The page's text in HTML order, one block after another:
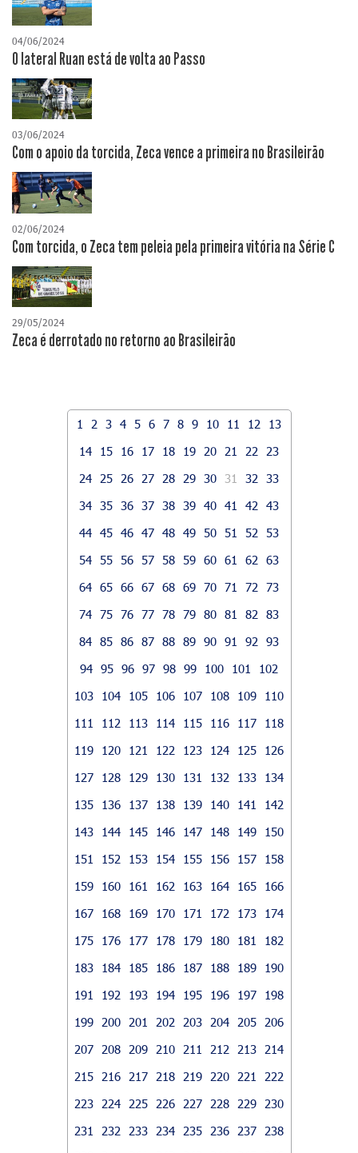
04/06/2024
O lateral Ruan está de volta ao Passo
03/06/2024
Com o apoio da torcida, Zeca vence a primeira no Brasileirão
02/06/2024
Com torcida, o Zeca tem peleia pela primeira vitória na Série C
29/05/2024
Zeca é derrotado no retorno ao Brasileirão
1 2 3 4 5 6 7 8 9 10 11 12
13
14
15 16 17 18 19 20 21 22
23
24
25 26 27 28 29 30 31 32
33
34 35 36 37 38 39 40 41 42
43
44 45 46 47 48 49 50 51 52
53
54 55 56 57 58 59 60 61 62
63
64 65 66 67 68 69 70 71 72
73
74 75 76 77 78 79 80 81 82
83
84 85 86 87 88 89 90 91 92
93
94 95 96 97 98 99 100 101
102
103
104 105 106 107 108 109
110
111
112 113 114 115 116 117
118
119
120 121 122 123 124 125
126
127
128 129 130 131 132 133
134
135
136 137 138 139 140 141
142
143
144 145 146 147 148 149
150
151
152 153 154 155 156 157
158
159
160 161 162 163 164 165
166
167
168 169 170 171 172 173
174
175
176 177 178 179 180 181
182
183
184 185 186 187 188 189
190
191
192 193 194 195 196 197
198
199
200 201 202 203 204 205
206
207
208 209 210 211 212 213
214
215
216 217 218 219 220 221
222
223
224 225 226 227 228 229
230
231
232 233 234 235 236 237
238